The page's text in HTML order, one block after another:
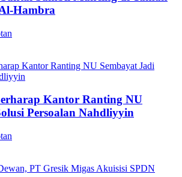
Hambra
Kantor Ranting NU
Persoalan Nahdliyyin